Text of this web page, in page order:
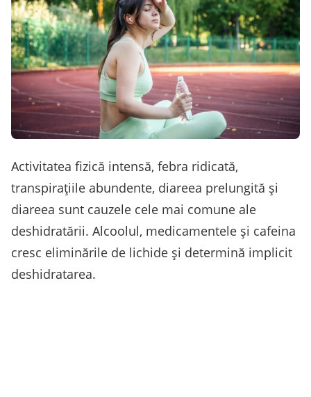
Activitatea fizică intensă, febra ridicată,
transpiraţiile abundente, diareea prelungită şi
diareea sunt cauzele cele mai comune ale
deshidratării. Alcoolul, medicamentele şi cafeina
cresc eliminările de lichide şi determină implicit
deshidratarea.